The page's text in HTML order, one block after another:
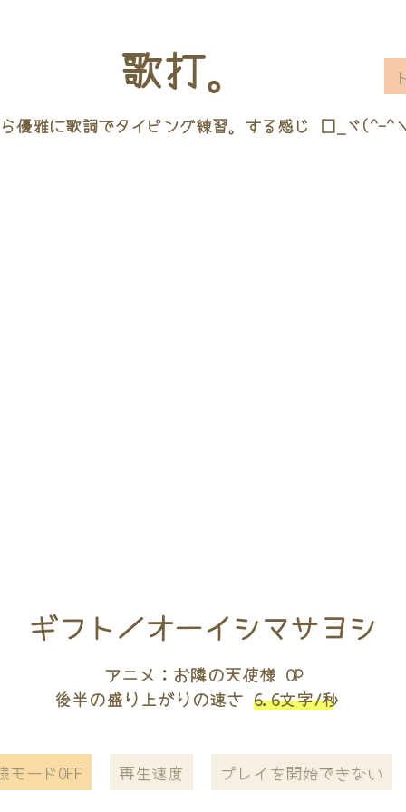
歌打。
優雅に歌詞でタイピング練習。する感じ □_ヾ(^-^
ギフト／オーイシマサヨシ
アニメ：お隣の天使様 OP
後半の盛り上がりの速さ 6.6文字/秒
モードOFF 再生速度 プレイを開始できない